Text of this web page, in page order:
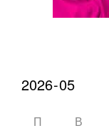
П В